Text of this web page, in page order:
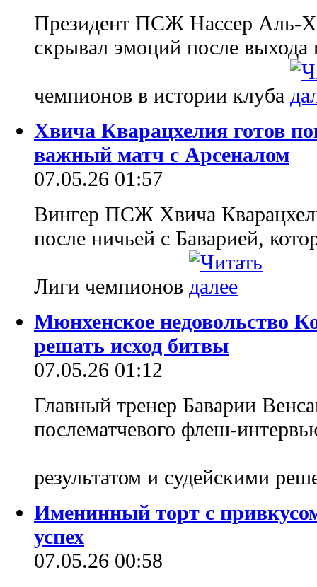
Президент ПСЖ Нассер Аль-
скрывал эмоций после
чемпионов в истории клуба
Хвича Кварацхелия готов
важный матч с Арсеналом
07.05.26 01:57
Вингер ПСЖ Хвича
после ничьей с Баварией,
Лиги чемпионов
Мюнхенское недовольство
решать исход битвы
07.05.26 01:12
Главный тренер Баварии
послематчевого флеш-
результатом и судейскими
Именинный торт с
успех
07.05.26 00:58